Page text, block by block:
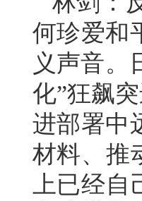
何珍爱和
义声音。
化”狂飙
进部署中
材料、推
上已经